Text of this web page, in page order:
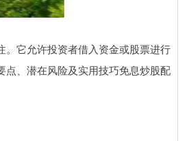
它允许投资者借入资金或股票进行
、潜在风险及实用技巧免息炒股配